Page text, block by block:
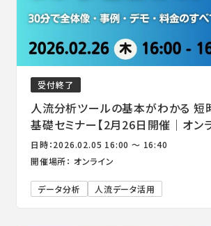
受付終了
人流分析ツールの基本がわかる 短
基礎セミナー【2月26日開催｜オンラ
日時：2026.02.05 16:00 ～ 16:40
開催場所： オンライン
データ分析 人流データ活用